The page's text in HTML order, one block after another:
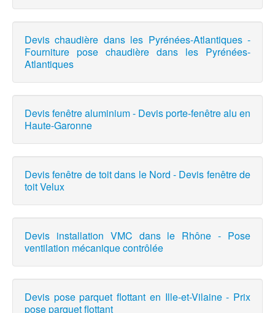
Devis chaudière dans les Pyrénées-Atlantiques -
Fourniture pose chaudière dans les Pyrénées-
Atlantiques
Devis fenêtre aluminium - Devis porte-fenêtre alu en
Haute-Garonne
Devis fenêtre de toit dans le Nord - Devis fenêtre de
toit Velux
Devis installation VMC dans le Rhône - Pose
ventilation mécanique contrôlée
Devis pose parquet flottant en Ille-et-Vilaine - Prix
pose parquet flottant